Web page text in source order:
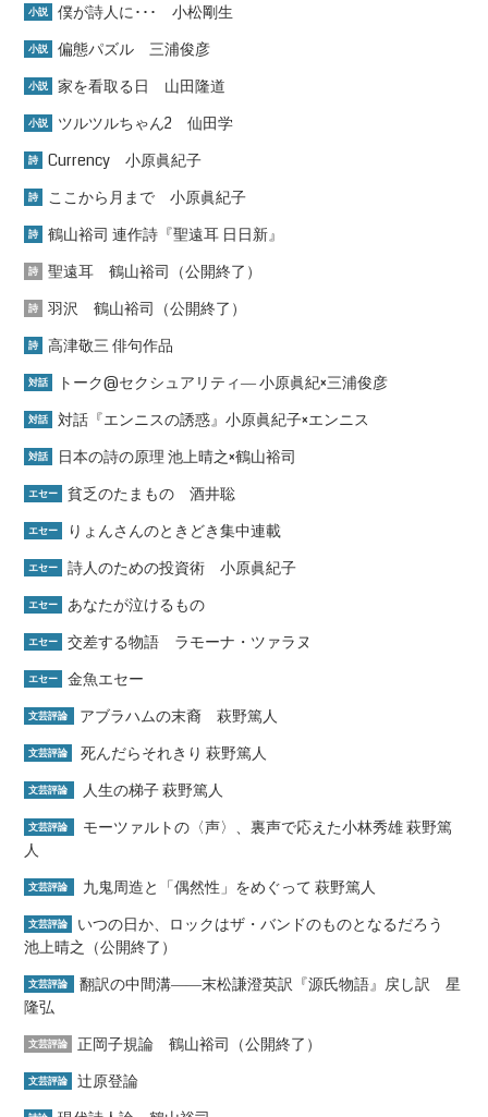
小説 僕が詩人に･･･ 小松剛生
小説 偏態パズル 三浦俊彦
小説 家を看取る日 山田隆道
小説 ツルツルちゃん2 仙田学
詩 Currency 小原眞紀子
詩 ここから月まで 小原眞紀子
詩 鶴山裕司 連作詩『聖遠耳 日日新』
詩 聖遠耳 鶴山裕司（公開終了）
詩 羽沢 鶴山裕司（公開終了）
詩 高津敬三 俳句作品
対話 トーク@セクシュアリティ― 小原眞紀×三浦俊彦
対話 対話『エンニスの誘惑』小原眞紀子×エンニス
対話 日本の詩の原理 池上晴之×鶴山裕司
エセー 貧乏のたまもの 酒井聡
エセー りょんさんのときどき集中連載
エセー 詩人のための投資術 小原眞紀子
エセー あなたが泣けるもの
エセー 交差する物語 ラモーナ・ツァラヌ
エセー 金魚エセー
文芸評論 アブラハムの末裔 萩野篤人
文芸評論 死んだらそれきり 萩野篤人
文芸評論 人生の梯子 萩野篤人
文芸評論
モーツァルトの〈声〉、裏声で応えた小林秀雄 萩野篤
人
文芸評論 九鬼周造と「偶然性」をめぐって 萩野篤人
文芸評論
いつの日か、ロックはザ・バンドのものとなるだろう
池上晴之（公開終了）
文芸評論
翻訳の中間溝――末松謙澄英訳『源氏物語』戻し訳 星
隆弘
文芸評論 正岡子規論 鶴山裕司（公開終了）
文芸評論 辻原登論